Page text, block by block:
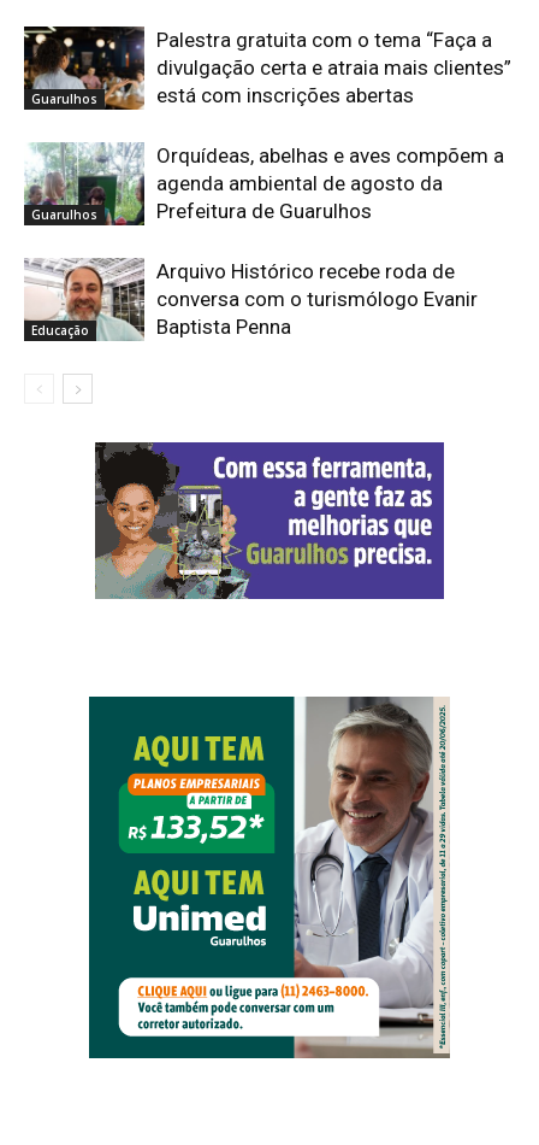
Guarulhos
Palestra gratuita com o tema “Faça a
divulgação certa e atraia mais clientes”
está com inscrições abertas
Guarulhos
Orquídeas, abelhas e aves compõem a
agenda ambiental de agosto da
Prefeitura de Guarulhos
Educação
Arquivo Histórico recebe roda de
conversa com o turismólogo Evanir
Baptista Penna